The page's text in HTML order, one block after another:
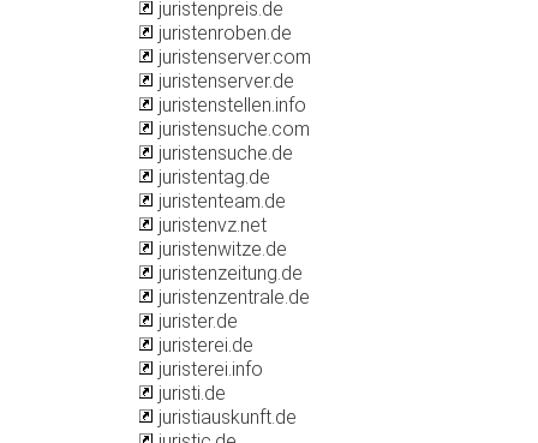
juristenpreis.de
juristenroben.de
juristenserver.com
juristenserver.de
juristenstellen.info
juristensuche.com
juristensuche.de
juristentag.de
juristenteam.de
juristenvz.net
juristenwitze.de
juristenzeitung.de
juristenzentrale.de
jurister.de
juristerei.de
juristerei.info
juristi.de
juristiauskunft.de